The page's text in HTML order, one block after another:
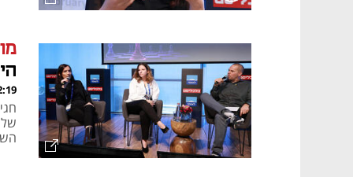
26.02.24
של